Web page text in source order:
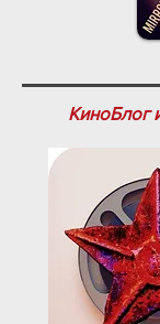
КиноБлог